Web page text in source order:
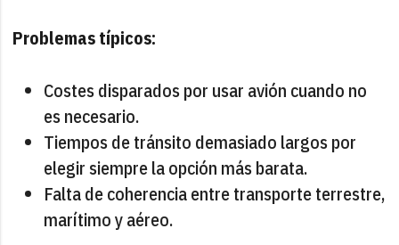
Problemas típicos:
Costes disparados por usar avión cuando no
es necesario.
Tiempos de tránsito demasiado largos por
elegir siempre la opción más barata.
Falta de coherencia entre transporte terrestre,
marítimo y aéreo.